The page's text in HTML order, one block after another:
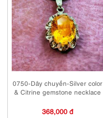
0750-Dây chuyền-Silver color
& Citrine gemstone necklace
368,000 đ